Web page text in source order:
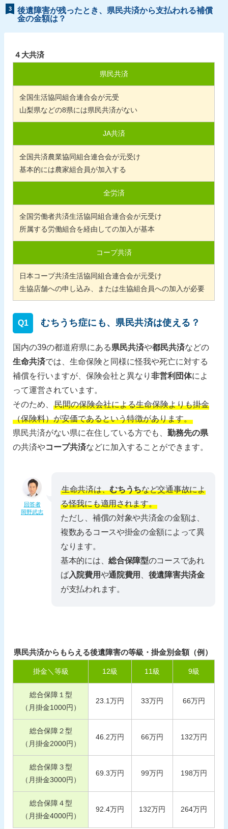
3
後遺障害が残ったとき、県民共済から支払われる補償
金の金額は？
４大共済
県民共済
全国生活協同組合連合会が元受
山梨県などの8県には県民共済がない
JA共済
全国共済農業協同組合連合会が元受け
基本的には農家組合員が加入する
全労済
全国労働者共済生活協同組合連合会が元受け
所属する労働組合を経由しての加入が基本
コープ共済
日本コープ共済生活協同組合連合会が元受け
生協店舗への申し込み、または生協組合員への加入が必要
Q1 むちうち症にも、県民共済は使える？
国内の39の都道府県にある県民共済や都民共済などの
生命共済では、生命保険と同様に怪我や死亡に対する
補償を行いますが、保険会社と異なり非営利団体によ
って運営されています。
そのため、民間の保険会社による生命保険よりも掛金
（保険料）が安価であるという特徴があります。
県民共済がない県に在住している方でも、勤務先の県
の共済やコープ共済などに加入することができます。
回答者
岡野武志
生命共済は、むちうちなど交通事故によ
る怪我にも適用されます。
ただし、補償の対象や共済金の金額は、
複数あるコースや掛金の金額によって異
なります。
基本的には、総合保障型のコースであれ
ば入院費用や通院費用
後遺障害共済金
が支払われます。
県民共済からもらえる後遺障害の等級・掛金別金額（例）
掛金＼等級 12級 11級 9級
総合保障１型
（月掛金1000円）
23.1万円 33万円 66万円
総合保障２型
（月掛金2000円）
46.2万円 66万円 132万円
総合保障３型
（月掛金3000円）
69.3万円 99万円 198万円
総合保障４型
（月掛金4000円）
92.4万円 132万円 264万円